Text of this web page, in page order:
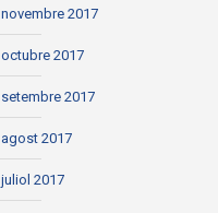
novembre 2017
octubre 2017
setembre 2017
agost 2017
juliol 2017